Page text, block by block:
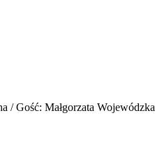
/ Gość: Małgorzata Wojewódzka